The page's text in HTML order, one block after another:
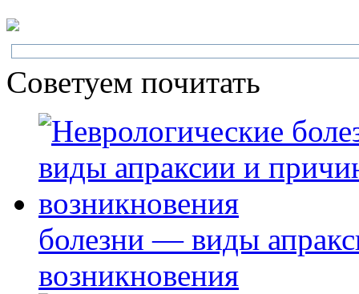
Советуем почитать
болезни — виды
возникновения